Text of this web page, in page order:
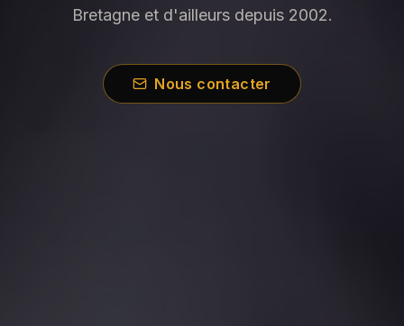
Bretagne et d'ailleurs depuis 2002.
Nous contacter